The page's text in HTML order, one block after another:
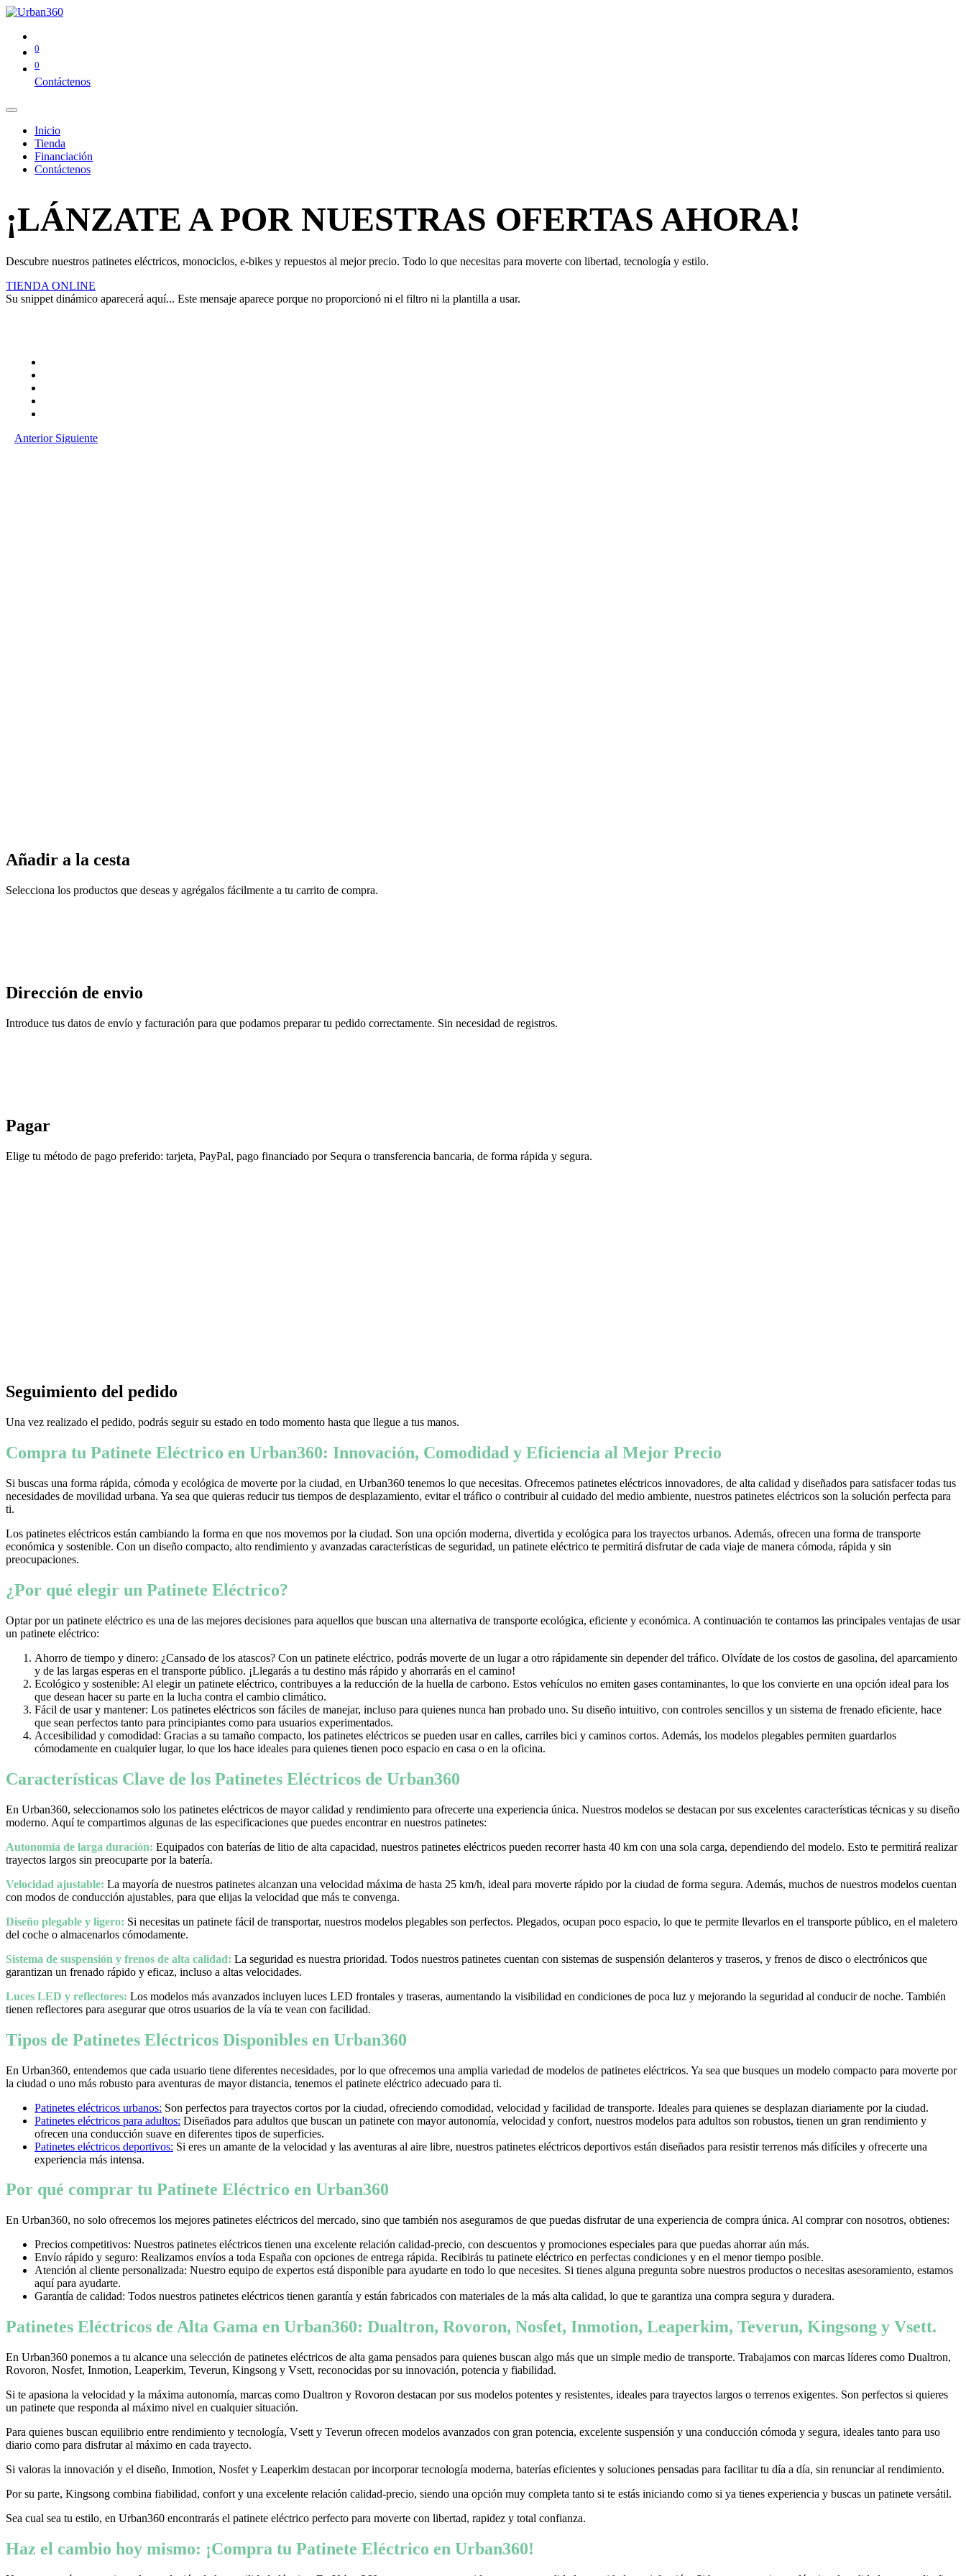
0
0
Contáctenos
Inicio
Tienda
Financiación
Contáctenos
¡LÁNZATE A POR NUESTRAS OFERTAS AHORA!
Descubre nuestros patinetes eléctricos, monociclos, e-bikes y repuestos al mejor precio. Todo lo que necesitas para moverte con libertad, tecnología y estilo.
TIENDA ONLINE
Su snippet dinámico aparecerá aquí... Este mensaje aparece porque no proporcionó ni el filtro ni la plantilla a usar.
Anterior Siguiente
Añadir a la cesta
Selecciona los productos que deseas y agrégalos fácilmente a tu carrito de compra.
Dirección de envio
Introduce tus datos de envío y facturación para que podamos preparar tu pedido correctamente. Sin necesidad de registros.
Pagar
Elige tu método de pago preferido: tarjeta, PayPal, pago financiado por Sequra o transferencia bancaria, de forma rápida y segura.
Seguimiento del pedido
Una vez realizado el pedido, podrás seguir su estado en todo momento hasta que llegue a tus manos.
Compra tu Patinete Eléctrico en Urban360: Innovación, Comodidad y Eficiencia al Mejor Precio
Si buscas una forma rápida, cómoda y ecológica de moverte por la ciudad, en Urban360 tenemos lo que necesitas. Ofrecemos patinetes eléctricos innovadores, de alta calidad y diseñados para satisfacer todas tus
necesidades de movilidad urbana. Ya sea que quieras reducir tus tiempos de desplazamiento, evitar el tráfico o contribuir al cuidado del medio ambiente, nuestros patinetes eléctricos son la solución perfecta para
ti.
Los patinetes eléctricos están cambiando la forma en que nos movemos por la ciudad. Son una opción moderna, divertida y ecológica para los trayectos urbanos. Además, ofrecen una forma de transporte
económica y sostenible. Con un diseño compacto, alto rendimiento y avanzadas características de seguridad, un patinete eléctrico te permitirá disfrutar de cada viaje de manera cómoda, rápida y sin
preocupaciones.
¿Por qué elegir un Patinete Eléctrico?
Optar por un patinete eléctrico es una de las mejores decisiones para aquellos que buscan una alternativa de transporte ecológica, eficiente y económica. A continuación te contamos las principales ventajas de usar
un patinete eléctrico:
Ahorro de tiempo y dinero: ¿Cansado de los atascos? Con un patinete eléctrico, podrás moverte de un lugar a otro rápidamente sin depender del tráfico. Olvídate de los costos de gasolina, del aparcamiento
y de las largas esperas en el transporte público. ¡Llegarás a tu destino más rápido y ahorrarás en el camino!
Ecológico y sostenible: Al elegir un patinete eléctrico, contribuyes a la reducción de la huella de carbono. Estos vehículos no emiten gases contaminantes, lo que los convierte en una opción ideal para los
que desean hacer su parte en la lucha contra el cambio climático.
Fácil de usar y mantener: Los patinetes eléctricos son fáciles de manejar, incluso para quienes nunca han probado uno. Su diseño intuitivo, con controles sencillos y un sistema de frenado eficiente, hace
que sean perfectos tanto para principiantes como para usuarios experimentados.
Accesibilidad y comodidad: Gracias a su tamaño compacto, los patinetes eléctricos se pueden usar en calles, carriles bici y caminos cortos. Además, los modelos plegables permiten guardarlos
cómodamente en cualquier lugar, lo que los hace ideales para quienes tienen poco espacio en casa o en la oficina.
Características Clave de los Patinetes Eléctricos de Urban360
En Urban360, seleccionamos solo los patinetes eléctricos de mayor calidad y rendimiento para ofrecerte una experiencia única. Nuestros modelos se destacan por sus excelentes características técnicas y su diseño
moderno. Aquí te compartimos algunas de las especificaciones que puedes encontrar en nuestros patinetes:
Autonomía de larga duración: Equipados con baterías de litio de alta capacidad, nuestros patinetes eléctricos pueden recorrer hasta 40 km con una sola carga, dependiendo del modelo. Esto te permitirá realizar
trayectos largos sin preocuparte por la batería.
Velocidad ajustable: La mayoría de nuestros patinetes alcanzan una velocidad máxima de hasta 25 km/h, ideal para moverte rápido por la ciudad de forma segura. Además, muchos de nuestros modelos cuentan
con modos de conducción ajustables, para que elijas la velocidad que más te convenga.
Diseño plegable y ligero: Si necesitas un patinete fácil de transportar, nuestros modelos plegables son perfectos. Plegados, ocupan poco espacio, lo que te permite llevarlos en el transporte público, en el maletero
del coche o almacenarlos cómodamente.
Sistema de suspensión y frenos de alta calidad: La seguridad es nuestra prioridad. Todos nuestros patinetes cuentan con sistemas de suspensión delanteros y traseros, y frenos de disco o electrónicos que
garantizan un frenado rápido y eficaz, incluso a altas velocidades.
Luces LED y reflectores: Los modelos más avanzados incluyen luces LED frontales y traseras, aumentando la visibilidad en condiciones de poca luz y mejorando la seguridad al conducir de noche. También
tienen reflectores para asegurar que otros usuarios de la vía te vean con facilidad.
Tipos de Patinetes Eléctricos Disponibles en Urban360
En Urban360, entendemos que cada usuario tiene diferentes necesidades, por lo que ofrecemos una amplia variedad de modelos de patinetes eléctricos. Ya sea que busques un modelo compacto para moverte por
la ciudad o uno más robusto para aventuras de mayor distancia, tenemos el patinete eléctrico adecuado para ti.
Patinetes eléctricos urbanos: Son perfectos para trayectos cortos por la ciudad, ofreciendo comodidad, velocidad y facilidad de transporte. Ideales para quienes se desplazan diariamente por la ciudad.
Patinetes eléctricos para adultos: Diseñados para adultos que buscan un patinete con mayor autonomía, velocidad y confort, nuestros modelos para adultos son robustos, tienen un gran rendimiento y
ofrecen una conducción suave en diferentes tipos de superficies.
Patinetes eléctricos deportivos: Si eres un amante de la velocidad y las aventuras al aire libre, nuestros patinetes eléctricos deportivos están diseñados para resistir terrenos más difíciles y ofrecerte una
experiencia más intensa.
Por qué comprar tu Patinete Eléctrico en Urban360
En Urban360, no solo ofrecemos los mejores patinetes eléctricos del mercado, sino que también nos aseguramos de que puedas disfrutar de una experiencia de compra única. Al comprar con nosotros, obtienes:
Precios competitivos: Nuestros patinetes eléctricos tienen una excelente relación calidad-precio, con descuentos y promociones especiales para que puedas ahorrar aún más.
Envío rápido y seguro: Realizamos envíos a toda España con opciones de entrega rápida. Recibirás tu patinete eléctrico en perfectas condiciones y en el menor tiempo posible.
Atención al cliente personalizada: Nuestro equipo de expertos está disponible para ayudarte en todo lo que necesites. Si tienes alguna pregunta sobre nuestros productos o necesitas asesoramiento, estamos
aquí para ayudarte.
Garantía de calidad: Todos nuestros patinetes eléctricos tienen garantía y están fabricados con materiales de la más alta calidad, lo que te garantiza una compra segura y duradera.
Patinetes Eléctricos de Alta Gama en Urban360: Dualtron, Rovoron, Nosfet, Inmotion, Leaperkim, Teverun, Kingsong y Vsett.
En Urban360 ponemos a tu alcance una selección de patinetes eléctricos de alta gama pensados para quienes buscan algo más que un simple medio de transporte. Trabajamos con marcas líderes como Dualtron,
Rovoron, Nosfet, Inmotion, Leaperkim, Teverun, Kingsong y Vsett, reconocidas por su innovación, potencia y fiabilidad.
Si te apasiona la velocidad y la máxima autonomía, marcas como Dualtron y Rovoron destacan por sus modelos potentes y resistentes, ideales para trayectos largos o terrenos exigentes. Son perfectos si quieres
un patinete que responda al máximo nivel en cualquier situación.
Para quienes buscan equilibrio entre rendimiento y tecnología, Vsett y Teverun ofrecen modelos avanzados con gran potencia, excelente suspensión y una conducción cómoda y segura, ideales tanto para uso
diario como para disfrutar al máximo en cada trayecto.
Si valoras la innovación y el diseño, Inmotion, Nosfet y Leaperkim destacan por incorporar tecnología moderna, baterías eficientes y soluciones pensadas para facilitar tu día a día, sin renunciar al rendimiento.
Por su parte, Kingsong combina fiabilidad, confort y una excelente relación calidad-precio, siendo una opción muy completa tanto si te estás iniciando como si ya tienes experiencia y buscas un patinete versátil.
Sea cual sea tu estilo, en Urban360 encontrarás el patinete eléctrico perfecto para moverte con libertad, rapidez y total confianza.
Haz el cambio hoy mismo: ¡Compra tu Patinete Eléctrico en Urban360!